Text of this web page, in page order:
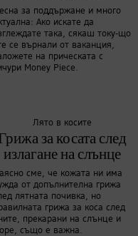
за поддържане и много
Ако искате да
така, сякаш току-що
се върнали от ваканция,
на прическата с
Money Piece.
Лято в косите
за косата след
излагане на слънце
сме, че кожата ни има
от допълнителна грижа
лятната почивка, но
грижа за коса след
прекарани на слънце и
също е важна.